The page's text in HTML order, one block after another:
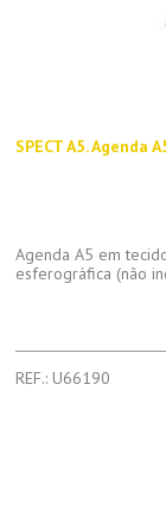
SPECT A5. Agenda
Agenda A5 em
esferográfica (não
REF.: U66190